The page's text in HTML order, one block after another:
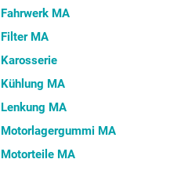
Fahrwerk MA
Filter MA
Karosserie
Kühlung MA
Lenkung MA
Motorlagergummi MA
Motorteile MA